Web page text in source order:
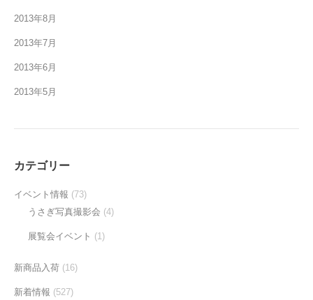
2013年8月
2013年7月
2013年6月
2013年5月
カテゴリー
イベント情報 (73)
うさぎ写真撮影会 (4)
展覧会イベント (1)
新商品入荷 (16)
新着情報 (527)